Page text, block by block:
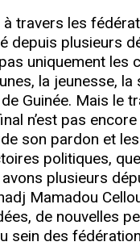
à travers les
plusieurs
uniquement
la jeunesse,
Guinée. Mais le
n’est pas
son pardon et
politiques,
avons plusieurs
Mamadou
de nouvelles
sein des